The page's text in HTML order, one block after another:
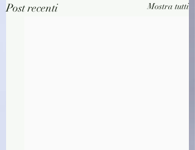
Post recenti Mostra tutti